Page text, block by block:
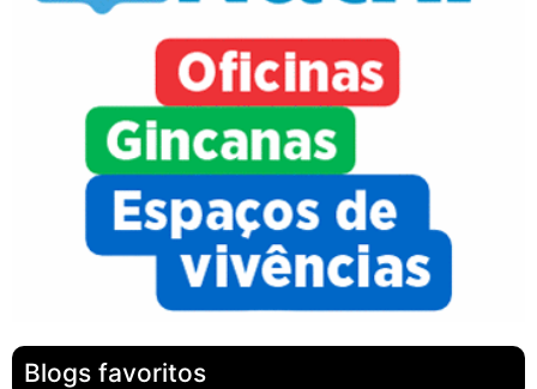
Blogs favoritos